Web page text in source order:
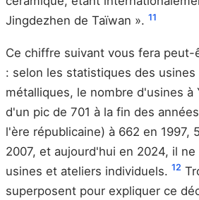
Jingdezhen de Taïwan ». 11
Ce chiffre suivant vous fera peut-
: selon les statistiques des
métalliques, le nombre d'usines à
d'un pic de 701 à la fin des
l'ère républicaine) à 662 en 1997,
2007, et aujourd'hui en 2024, il
usines et ateliers individuels. 12
superposent pour expliquer ce